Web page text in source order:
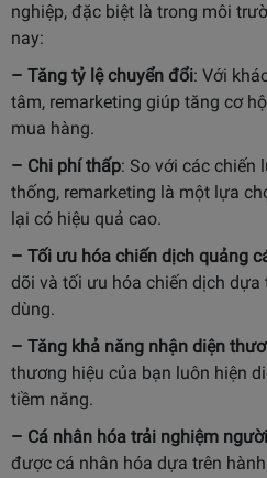
nghiệp, đặc biệt là trong môi
nay:
– Tăng tỷ lệ chuyển đổi: Với
tâm, remarketing giúp tăng cơ
mua hàng.
– Chi phí thấp: So với các chiến
thống, remarketing là một lựa
lại có hiệu quả cao.
– Tối ưu hóa chiến dịch quảng
dõi và tối ưu hóa chiến dịch dựa
dùng.
– Tăng khả năng nhận diện
thương hiệu của bạn luôn hiện
tiềm năng.
– Cá nhân hóa trải nghiệm
được cá nhân hóa dựa trên